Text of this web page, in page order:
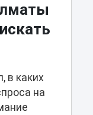
в каких
на